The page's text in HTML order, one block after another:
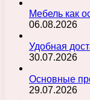
Мебель как
06.08.2026
Удобная
30.07.2026
Основные
29.07.2026